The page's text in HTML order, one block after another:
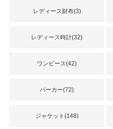
レディース財布(3)
レディース時計(32)
ワンピース(42)
パーカー(72)
ジャケット(148)